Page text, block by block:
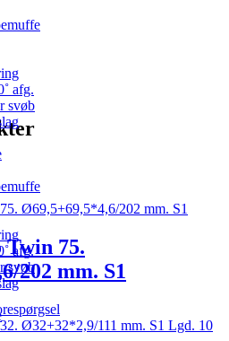
afg.
svøb
afg.
svøb
75.
202 mm. S1